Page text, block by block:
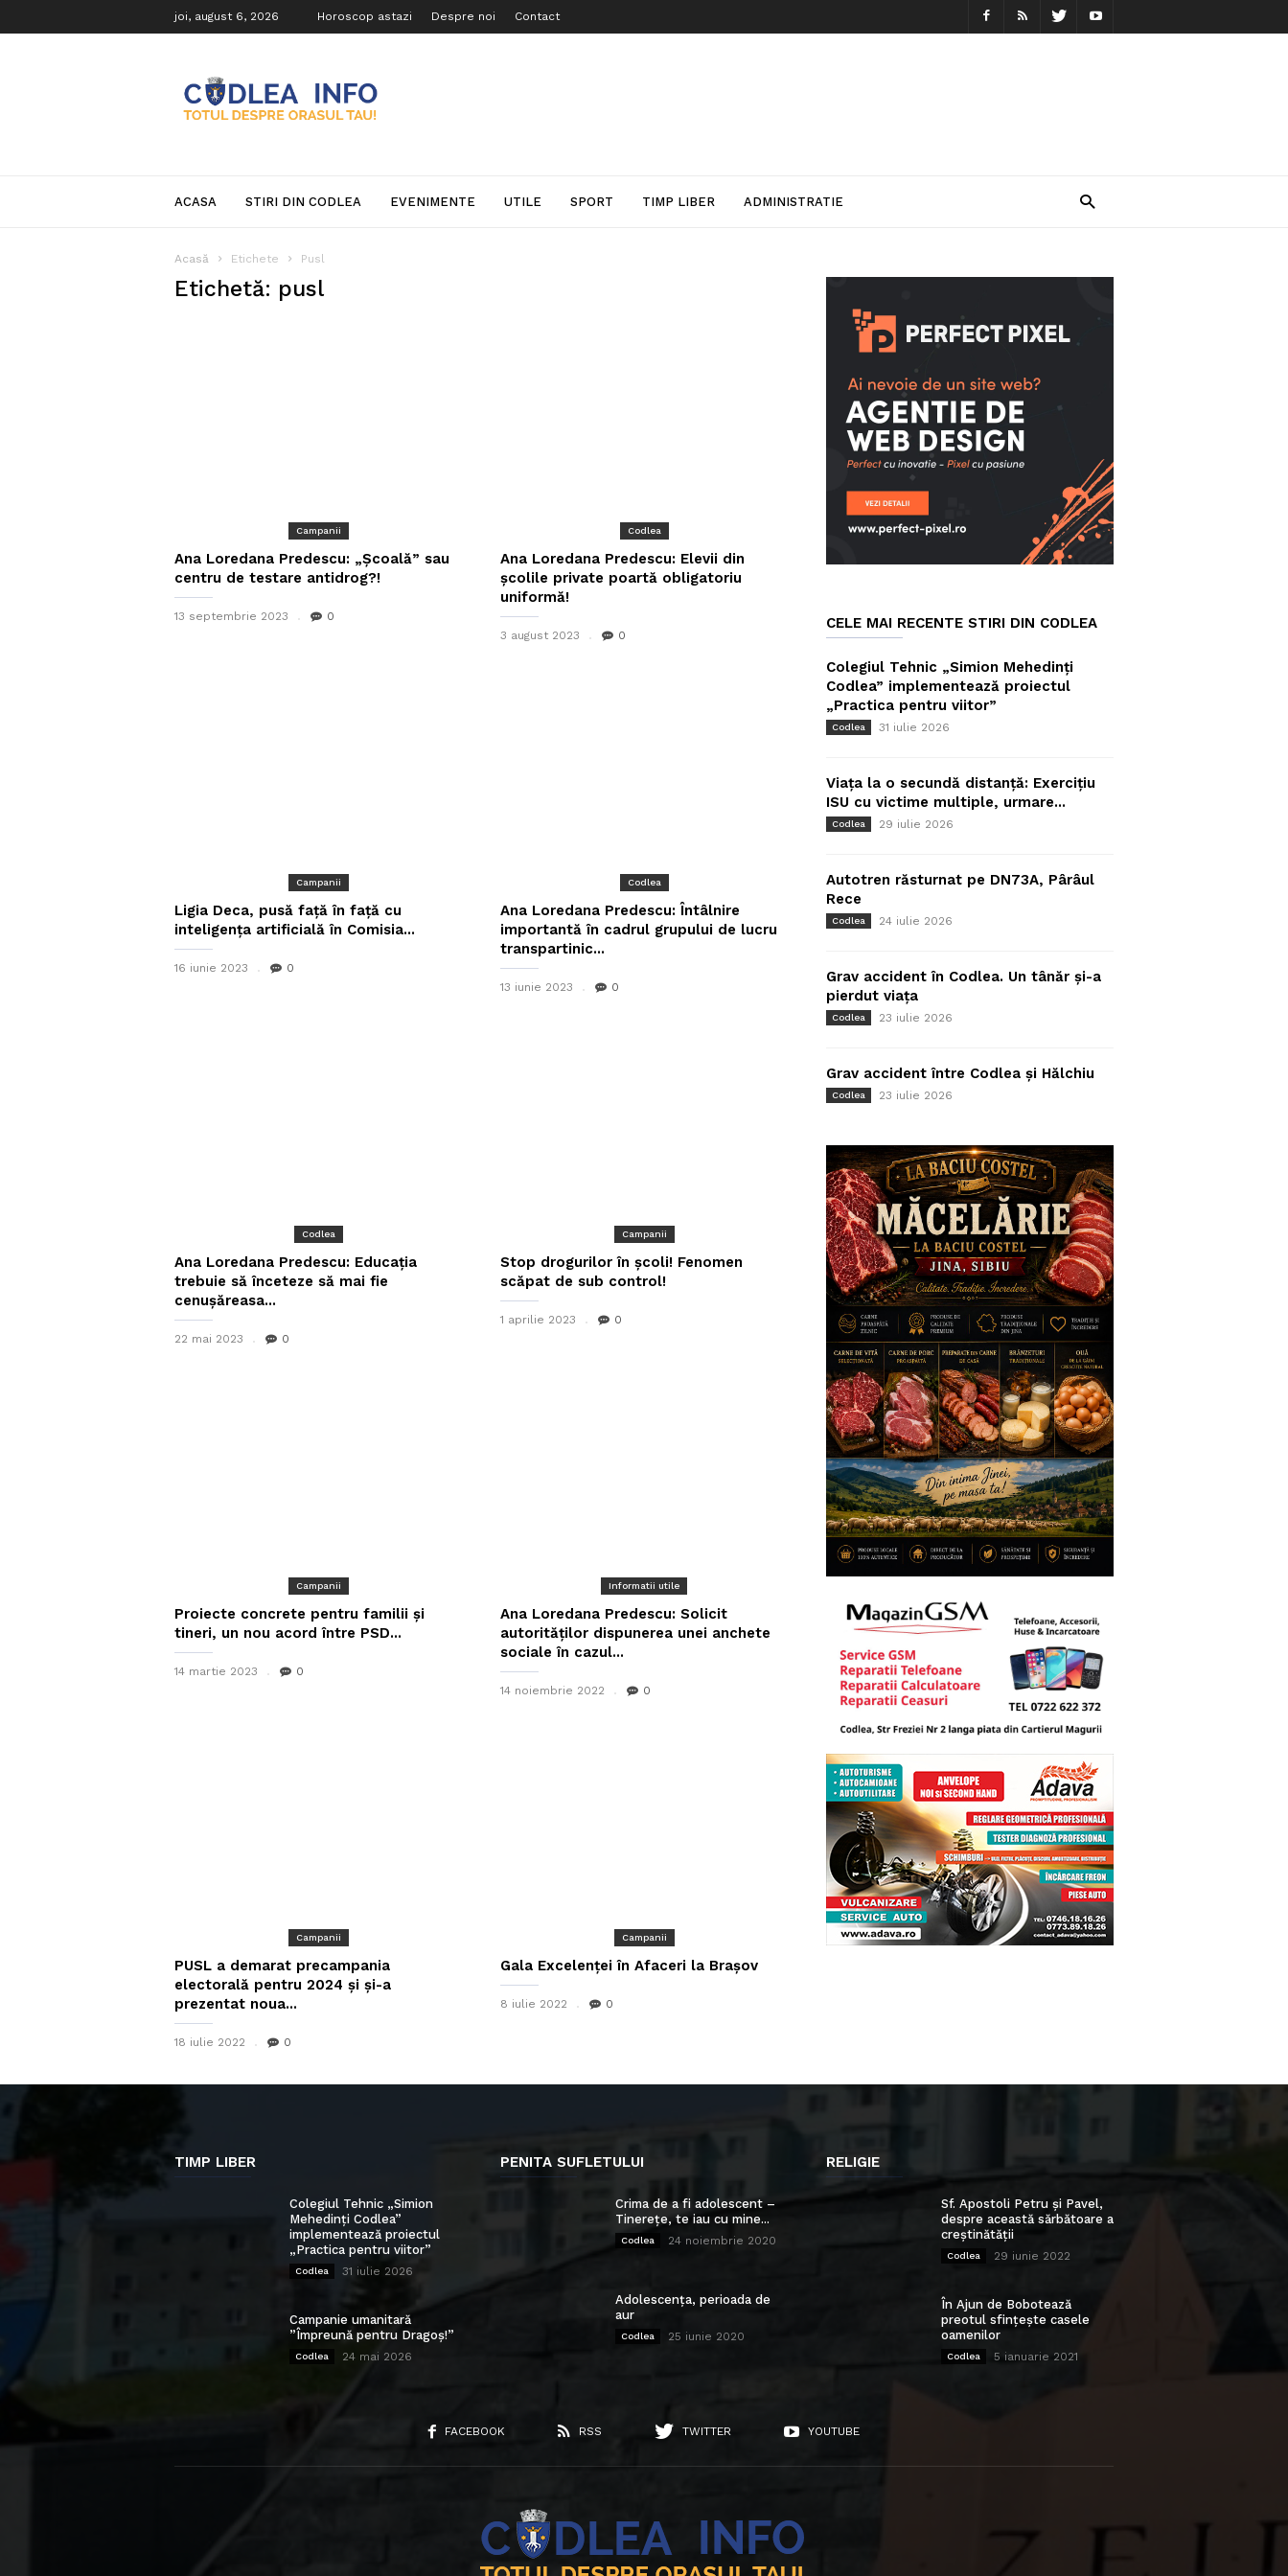
joi, august 6, 2026 Horoscop astazi Despre noi Contact
Info
ACASA STIRI DIN CODLEA EVENIMENTE UTILE SPORT TIMP LIBER ADMINISTRATIE
Acasă Etichete Pusl
Etichetă: pusl
Campanii
Ana Loredana Predescu: „Școală” sau
centru de testare antidrog?!
13 septembrie 2023 0
Codlea
Ana Loredana Predescu: Elevii din
școlile private poartă obligatoriu
uniformă!
3 august 2023 0
Campanii
Ligia Deca, pusă față în față cu
inteligența artificială în Comisia...
16 iunie 2023 0
Codlea
Ana Loredana Predescu: Întâlnire
importantă în cadrul grupului de lucru
transpartinic...
13 iunie 2023 0
Codlea
Ana Loredana Predescu: Educația
trebuie să înceteze să mai fie
cenușăreasa...
22 mai 2023 0
Campanii
Stop drogurilor în școli! Fenomen
scăpat de sub control!
1 aprilie 2023 0
Campanii
Proiecte concrete pentru familii și
tineri, un nou acord între PSD...
14 martie 2023 0
Informatii utile
Ana Loredana Predescu: Solicit
autorităților dispunerea unei anchete
sociale în cazul...
14 noiembrie 2022 0
Campanii
PUSL a demarat precampania
electorală pentru 2024 și și-a
prezentat noua...
18 iulie 2022 0
Campanii
Gala Excelenței în Afaceri la Brașov
8 iulie 2022 0
CELE MAI RECENTE STIRI DIN CODLEA
Colegiul Tehnic „Simion Mehedinți
Codlea” implementează proiectul
„Practica pentru viitor”
Codlea 31 iulie 2026
Viața la o secundă distanță: Exercițiu
ISU cu victime multiple, urmare...
Codlea 29 iulie 2026
Autotren răsturnat pe DN73A, Pârâul
Rece
Codlea 24 iulie 2026
Grav accident în Codlea. Un tânăr și-a
pierdut viața
Codlea 23 iulie 2026
Grav accident între Codlea și Hălchiu
Codlea 23 iulie 2026
TIMP LIBER
Colegiul Tehnic „Simion
Mehedinți Codlea”
implementează proiectul
„Practica pentru viitor”
Codlea 31 iulie 2026
Campanie umanitară
”Împreună pentru Dragoș!”
Codlea 24 mai 2026
PENITA SUFLETULUI
Crima de a fi adolescent –
Tinerețe, te iau cu mine...
Codlea 24 noiembrie 2020
Adolescența, perioada de
aur
Codlea 25 iunie 2020
RELIGIE
Sf. Apostoli Petru și Pavel,
despre această sărbătoare a
creștinătății
Codlea 29 iunie 2022
În Ajun de Bobotează
preotul sfințește casele
oamenilor
Codlea 5 ianuarie 2021
FACEBOOK RSS TWITTER YOUTUBE